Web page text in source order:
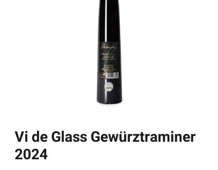
Vi de Glass Gewürztraminer
2024